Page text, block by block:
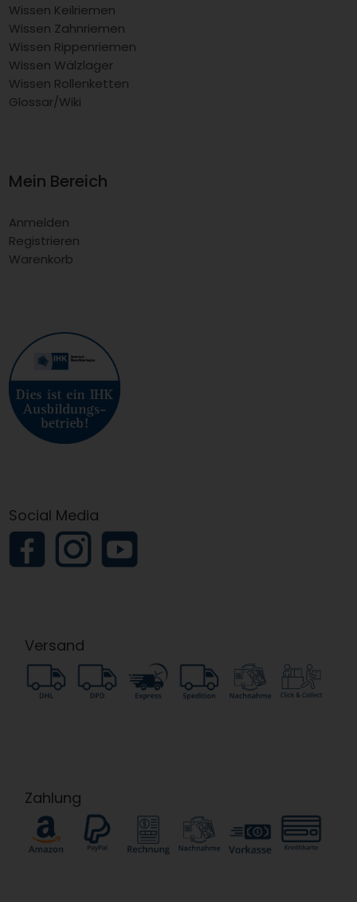
Wissen Keilriemen
Wissen Zahnriemen
Wissen Rippenriemen
Wissen Wälzlager
Wissen Rollenketten
Glossar/Wiki
Mein Bereich
Anmelden
Registrieren
Warenkorb
Social Media
Versand
Zahlung